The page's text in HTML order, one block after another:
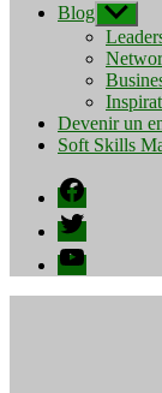
Blog Afficher
le
sous-
menu
Devenir un
Soft Skills
Facebook
Twitter
YouTube